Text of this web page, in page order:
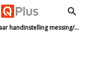
Snelheidsregelaar handinstelling messing/vernikkeld
Snelheidsregelaar handinstelling messing/vernikkeld